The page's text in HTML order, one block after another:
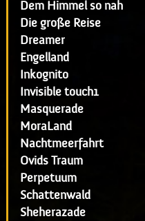
Dem Himmel so nah
Die große Reise
Dreamer
Engelland
Inkognito
Invisible touch1
Masquerade
MoraLand
Nachtmeerfahrt
Ovids Traum
Perpetuum
Schattenwald
Sheherazade